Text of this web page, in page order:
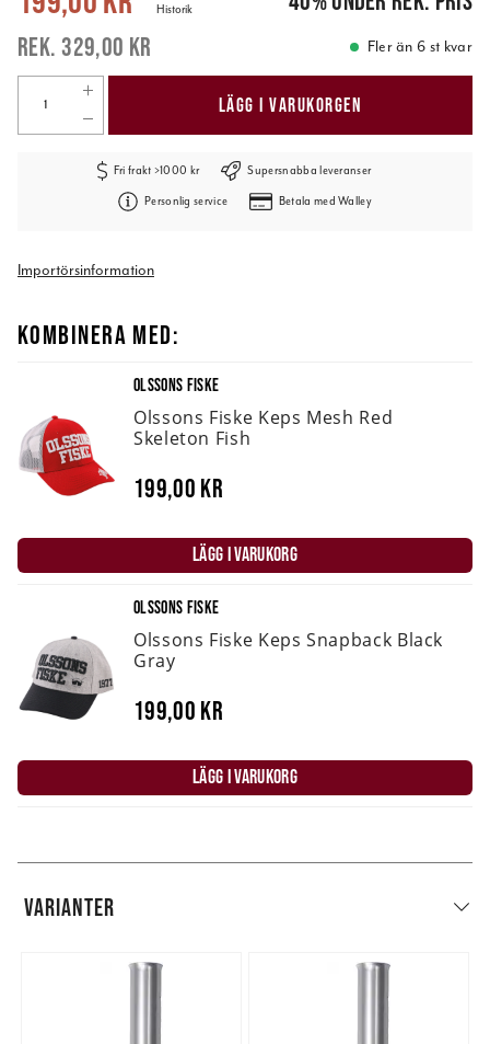
329,00 kr
Historik
Fler än 6 st kvar
LÄGG I VARUKORGEN
Fri frakt >1000 kr Supersnabba leveranser
Personlig service Betala med Walley
Importörsinformation
KOMBINERA MED:
OLSSONS FISKE
Olssons Fiske Keps Mesh Red
Skeleton Fish
199,00 kr
LÄGG I VARUKORG
OLSSONS FISKE
Olssons Fiske Keps Snapback Black
Gray
199,00 kr
LÄGG I VARUKORG
VARIANTER